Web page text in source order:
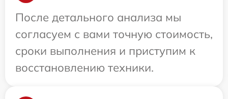
После детального анализа мы
согласуем с вами точную стоимость,
сроки выполнения и приступим к
восстановлению техники.